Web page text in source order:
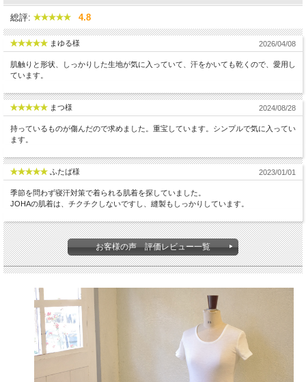
総評: 4.8
まゆる様 2026/04/08
肌触りと形状、しっかりした生地が気に入っていて、汗をかいても乾くので、愛用し
ています。
まつ様 2024/08/28
持っているものが傷んだので求めました。重宝しています。シンプルで気に入ってい
ます。
ふたば様 2023/01/01
季節を問わず寝汗対策で着られる肌着を探していました。
JOHAの肌着は、チクチクしないですし、縫製もしっかりしています。
お客様の声 評価レビュー一覧